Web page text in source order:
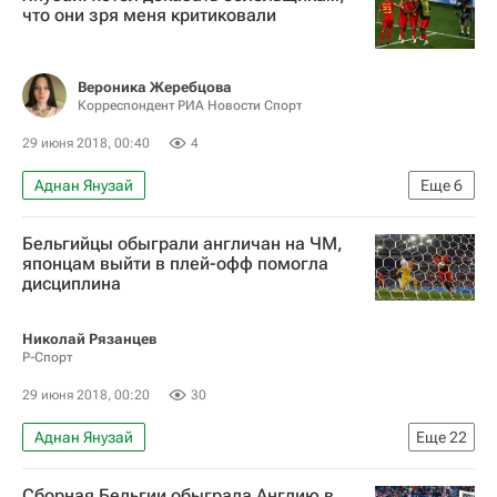
Вильярреал Андре Силва
Карл Токо
что они зря меня критиковали
Вероника Жеребцова
Корреспондент РИА Новости Спорт
29 июня 2018, 00:40 4
Еще6
Аднан Янузай
Новости - Чемпионат мира по футболу 2018
Футбол
Спорт
Чемпионат мира по футболу 2018
Бельгийцы обыграли англичан на ЧМ,
японцам выйти в плей-офф помогла
дисциплина
Николай Рязанцев
Р-Спорт
29 июня 2018, 00:20 30
Еще22
Аднан Янузай
Новости - Чемпионат мира по футболу 2018